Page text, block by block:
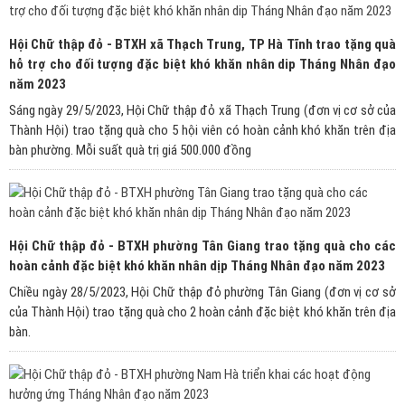
Hội Chữ thập đỏ - BTXH xã Thạch Trung, TP Hà Tĩnh trao tặng quà
hỗ trợ cho đối tượng đặc biệt khó khăn nhân dip Tháng Nhân đạo
năm 2023
Sáng ngày 29/5/2023, Hội Chữ thập đỏ xã Thạch Trung (đơn vị cơ sở của
Thành Hội) trao tặng quà cho 5 hội viên có hoàn cảnh khó khăn trên địa
bàn phường. Mỗi suất quà trị giá 500.000 đồng
Hội Chữ thập đỏ - BTXH phường Tân Giang trao tặng quà cho các
hoàn cảnh đặc biệt khó khăn nhân dịp Tháng Nhân đạo năm 2023
Chiều ngày 28/5/2023, Hội Chữ thập đỏ phường Tân Giang (đơn vị cơ sở
của Thành Hội) trao tặng quà cho 2 hoàn cảnh đặc biệt khó khăn trên địa
bàn.